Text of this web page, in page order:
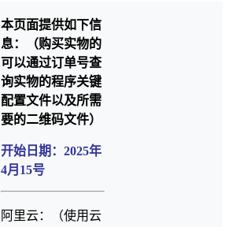
本页面提供如下信
息：（购买实物的
可以通过订单号查
询实物的程序关键
配置文件以及所需
要的二维码文件）
开始日期：2025年
4月15号
阿里云：（使用云